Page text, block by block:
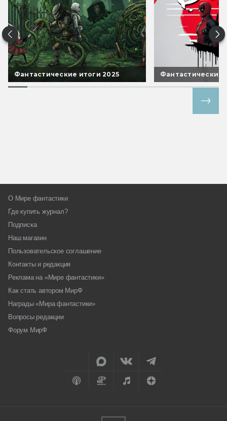
Фантастические итоги 2025 Фантастические
О Мире фантастики
Где купить журнал?
Подписка
Наш магазин
Пользовательское соглашение
Контакты и редакция
Реклама на «Мире фантастики»
Как стать автором МирФ
Награды «Мира фантастики»
Вопросы редакции
Форум МирФ